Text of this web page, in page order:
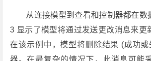
从连接模型到查看和控制器都在数
3 显示了模型将通过发送更改消息来更
在该示例中，模型将删除结果 (成功或
器。在最复杂的情况下，此消息可能